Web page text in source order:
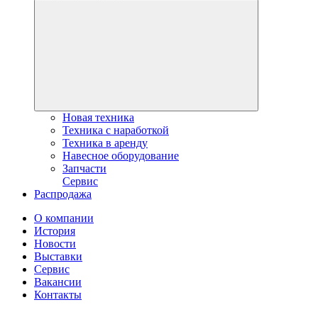
Новая техника
Техника с наработкой
Техника в аренду
Навесное оборудование
Запчасти
Сервис
Распродажа
О компании
История
Новости
Выставки
Сервис
Вакансии
Контакты